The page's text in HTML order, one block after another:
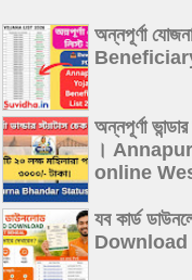
অন্নপূর্ণা
অন্নপূর্ণা
।
online
যব কার্ড
Download